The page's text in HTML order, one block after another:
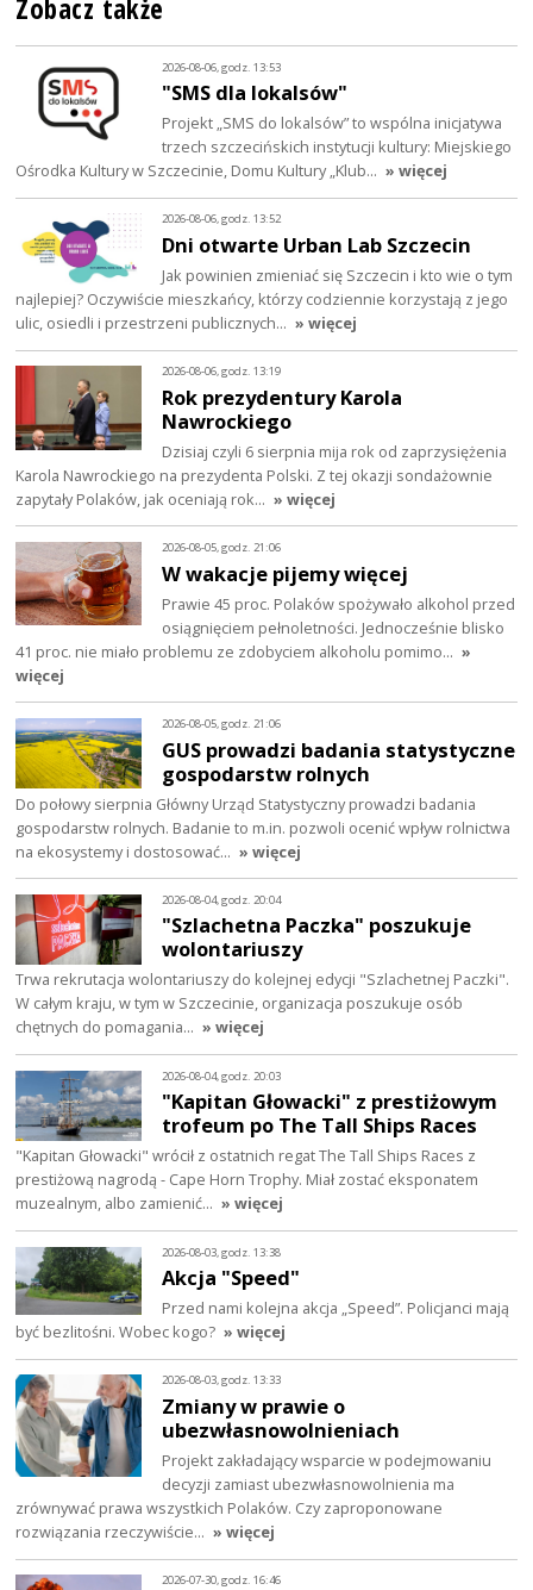
Zobacz także
2026-08-06, godz. 13:53
"SMS dla lokalsów"
Projekt „SMS do lokalsów” to wspólna inicjatywa
trzech szczecińskich instytucji kultury: Miejskiego
Ośrodka Kultury w Szczecinie, Domu Kultury „Klub… » więcej
2026-08-06, godz. 13:52
Dni otwarte Urban Lab Szczecin
Jak powinien zmieniać się Szczecin i kto wie o tym
najlepiej? Oczywiście mieszkańcy, którzy codziennie korzystają z jego
ulic, osiedli i przestrzeni publicznych… » więcej
2026-08-06, godz. 13:19
Rok prezydentury Karola
Nawrockiego
Dzisiaj czyli 6 sierpnia mija rok od zaprzysiężenia
Karola Nawrockiego na prezydenta Polski. Z tej okazji sondażownie
zapytały Polaków, jak oceniają rok… » więcej
2026-08-05, godz. 21:06
W wakacje pijemy więcej
Prawie 45 proc. Polaków spożywało alkohol przed
osiągnięciem pełnoletności. Jednocześnie blisko
41 proc. nie miało problemu ze zdobyciem alkoholu pomimo… »
więcej
2026-08-05, godz. 21:06
GUS prowadzi badania statystyczne
gospodarstw rolnych
Do połowy sierpnia Główny Urząd Statystyczny prowadzi badania
gospodarstw rolnych. Badanie to m.in. pozwoli ocenić wpływ rolnictwa
na ekosystemy i dostosować… » więcej
2026-08-04, godz. 20:04
"Szlachetna Paczka" poszukuje
wolontariuszy
Trwa rekrutacja wolontariuszy do kolejnej edycji "Szlachetnej Paczki".
W całym kraju, w tym w Szczecinie, organizacja poszukuje osób
chętnych do pomagania… » więcej
2026-08-04, godz. 20:03
"Kapitan Głowacki" z prestiżowym
trofeum po The Tall Ships Races
"Kapitan Głowacki" wrócił z ostatnich regat The Tall Ships Races z
prestiżową nagrodą - Cape Horn Trophy. Miał zostać eksponatem
muzealnym, albo zamienić… » więcej
2026-08-03, godz. 13:38
Akcja "Speed"
Przed nami kolejna akcja „Speed”. Policjanci mają
być bezlitośni. Wobec kogo? » więcej
2026-08-03, godz. 13:33
Zmiany w prawie o
ubezwłasnowolnieniach
Projekt zakładający wsparcie w podejmowaniu
decyzji zamiast ubezwłasnowolnienia ma
zrównywać prawa wszystkich Polaków. Czy zaproponowane
rozwiązania rzeczywiście… » więcej
2026-07-30, godz. 16:46